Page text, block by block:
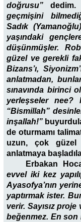
doğrusu” dedim.
geçmişini
Sadık
yaşındaki
düşünmüşler.
güzel ve gerekli
Bizans’ı,
anlatmadan,
sınavında birinci
yerleşseler nee?
“Bismillah”
inşallah!”
de oturmamı
uzun, çok
anlatmaya
Erbakan
evvel iki kez
Ayasofya’nın
yaptırmak ister.
verir. Sayısız
beğenmez. En